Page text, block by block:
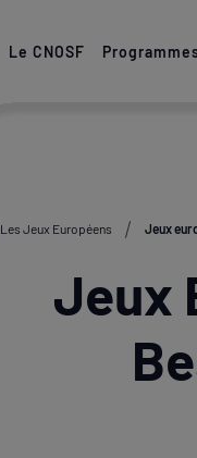
Le CNOSF
Les Jeux Européens Jeux
Jeux